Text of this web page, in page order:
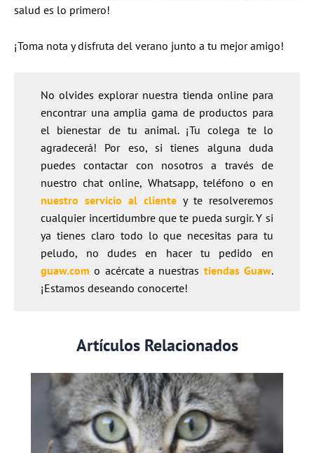
salud es lo primero!
¡Toma nota y disfruta del verano junto a tu mejor amigo!
No olvides explorar nuestra tienda online para
encontrar una amplia gama de productos para
el bienestar de tu animal. ¡Tu colega te lo
agradecerá! Por eso, si tienes alguna duda
puedes contactar con nosotros a través de
nuestro chat online, Whatsapp, teléfono o en
nuestro servicio al cliente y te resolveremos
cualquier incertidumbre que te pueda surgir. Y si
ya tienes claro todo lo que necesitas para tu
peludo, no dudes en hacer tu pedido en
guaw.com o acércate a nuestras tiendas Guaw.
¡Estamos deseando conocerte!
Artículos Relacionados